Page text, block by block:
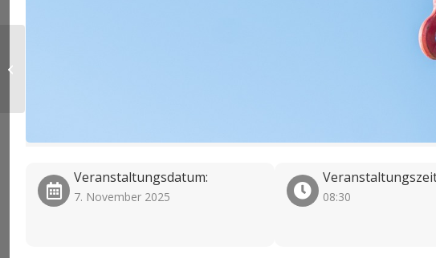
Veranstaltungsdatum:
7. November 2025 08:30